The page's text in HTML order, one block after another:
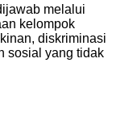
melalui
kelompok
diskriminasi
sosial yang tidak